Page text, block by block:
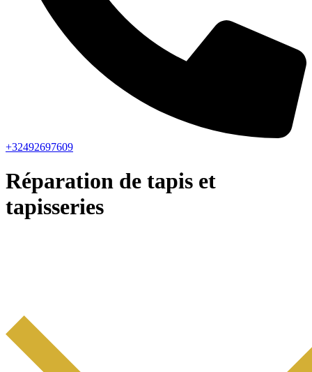
+32492697609
Réparation de tapis et
tapisseries